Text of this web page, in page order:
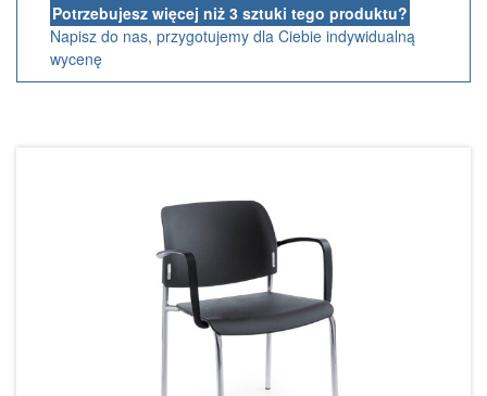
Potrzebujesz więcej niż 3 sztuki tego produktu?
Napisz do nas, przygotujemy dla Ciebie indywidualną
wycenę